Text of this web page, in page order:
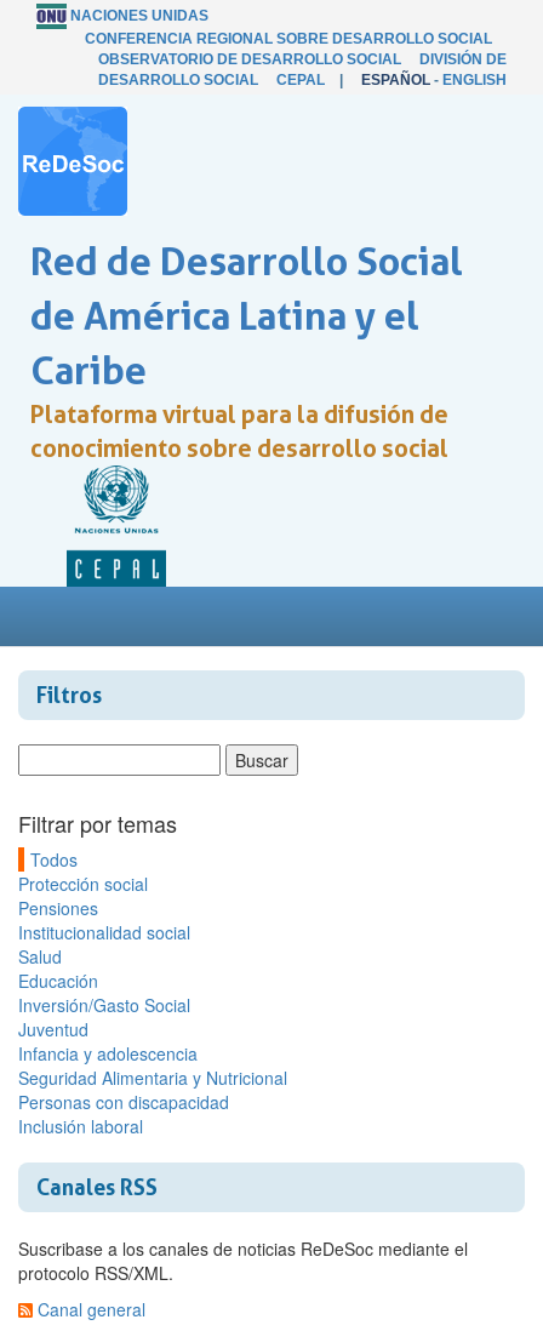
NACIONES UNIDAS
CONFERENCIA REGIONAL SOBRE DESARROLLO SOCIAL
OBSERVATORIO DE DESARROLLO SOCIAL
DIVISIÓN DE
DESARROLLO SOCIAL
CEPAL ESPAÑOL - ENGLISH
Red de Desarrollo Social
de América Latina y el
Caribe
Plataforma virtual para la difusión de
conocimiento sobre desarrollo social
Filtros
Filtrar por temas
Todos
Protección social
Pensiones
Institucionalidad social
Salud
Educación
Inversión/Gasto Social
Juventud
Infancia y adolescencia
Seguridad Alimentaria y Nutricional
Personas con discapacidad
Inclusión laboral
Canales RSS
Suscribase a los canales de noticias ReDeSoc mediante el
protocolo RSS/XML.
Canal general